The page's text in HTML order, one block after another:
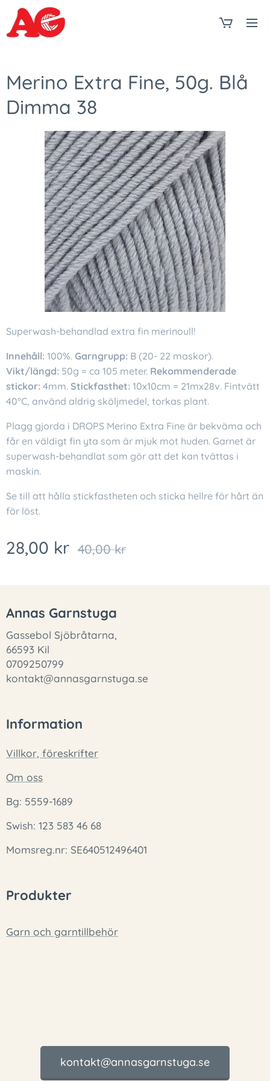
Merino Extra Fine, 50g. Blå
Dimma 38
Superwash-behandlad extra fin merinoull!
Innehåll: 100%. Garngrupp: B (20- 22 maskor).
Vikt/längd: 50g = ca 105 meter. Rekommenderade
stickor: 4mm. Stickfasthet: 10x10cm = 21mx28v. Fintvätt
40°C, använd aldrig sköljmedel, torkas plant.
Plagg gjorda i DROPS Merino Extra Fine är bekväma och
får en väldigt fin yta som är mjuk mot huden. Garnet är
superwash-behandlat som gör att det kan tvättas i
maskin.
Se till att hålla stickfastheten och sticka hellre för hårt än
för löst.
28,00 kr 40,00kr
Annas Garnstuga
Gassebol Sjöbråtarna,
66593 Kil
0709250799
kontakt@annasgarnstuga.se
Information
Villkor, föreskrifter
Om oss
Bg: 5559-1689
Swish: 123 583 46 68
Momsreg.nr: SE640512496401
Produkter
Garn och garntillbehör
kontakt@annasgarnstuga.se